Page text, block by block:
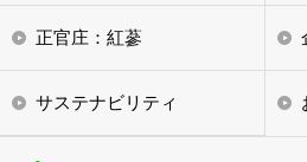
正官庄：紅蔘
サステナビリティ